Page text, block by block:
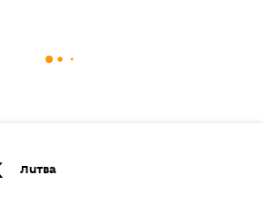
Литва